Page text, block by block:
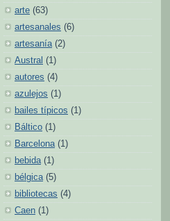
arte (63)
artesanales (6)
artesanía (2)
Austral (1)
autores (4)
azulejos (1)
bailes típicos (1)
Báltico (1)
Barcelona (1)
bebida (1)
bélgica (5)
bibliotecas (4)
Caen (1)